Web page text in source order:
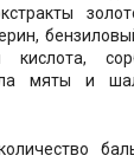
кислота,
мяты и